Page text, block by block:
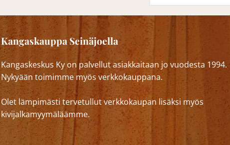
Kangaskauppa Seinäjoella
Kangaskeskus Ky on palvellut asiakkaitaan jo vuodesta 1994.
Nykyään toimimme myös verkkokauppana.
Olet lämpimästi tervetullut verkkokaupan lisäksi myös
kivijalkamyymäläämme.